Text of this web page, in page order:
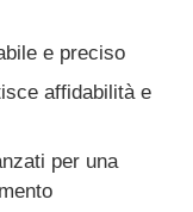
e preciso
affidabilità e
per una